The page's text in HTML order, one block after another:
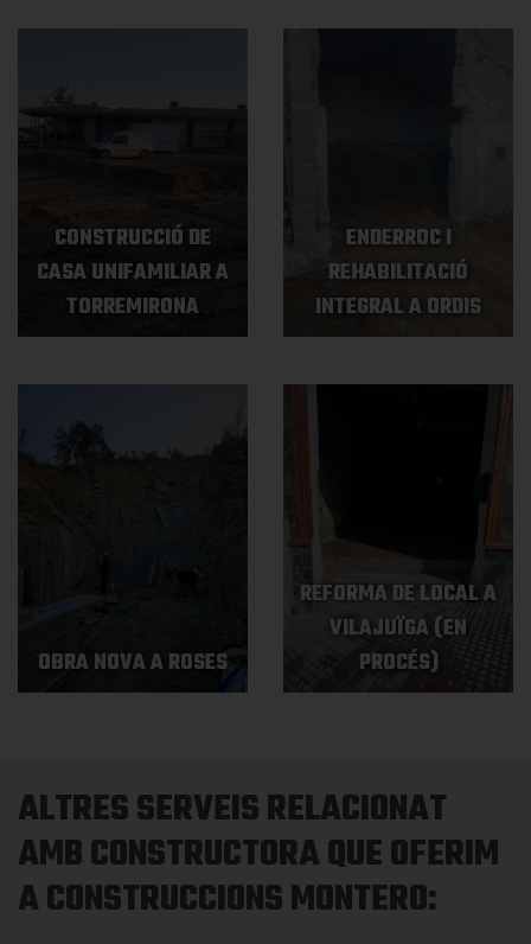
CONSTRUCCIÓ DE
CASA UNIFAMILIAR A
TORREMIRONA
ENDERROC I
REHABILITACIÓ
INTEGRAL A ORDIS
OBRA NOVA A ROSES
REFORMA DE LOCAL A
VILAJUÏGA (EN
PROCÉS)
ALTRES SERVEIS RELACIONAT
AMB CONSTRUCTORA QUE OFERIM
A CONSTRUCCIONS MONTERO: